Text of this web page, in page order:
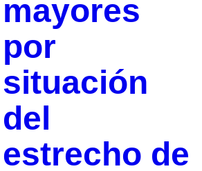
mayores
por
situación
del
estrecho de